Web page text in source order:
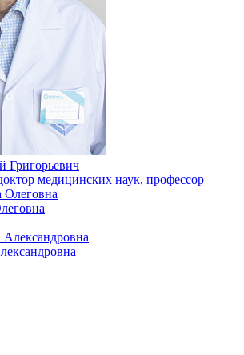
Григорьевич
медицинских наук, профессор